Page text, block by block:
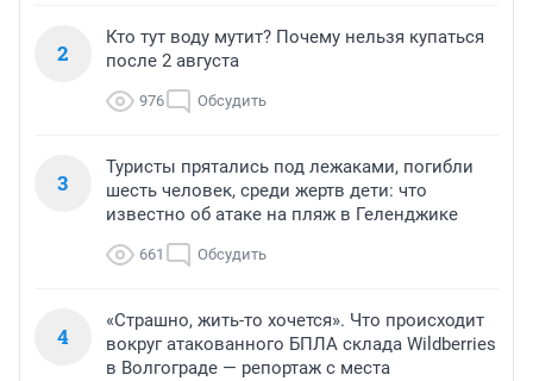
2
Кто тут воду мутит? Почему нельзя купаться
после 2 августа
976 Обсудить
3
Туристы прятались под лежаками, погибли
шесть человек, среди жертв дети: что
известно об атаке на пляж в Геленджике
661 Обсудить
4
«Страшно, жить-то хочется». Что происходит
вокруг атакованного БПЛА склада Wildberries
в Волгограде — репортаж с места